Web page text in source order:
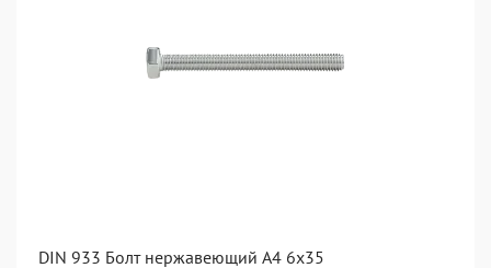
DIN 933 Болт нержавеющий А4 6х35